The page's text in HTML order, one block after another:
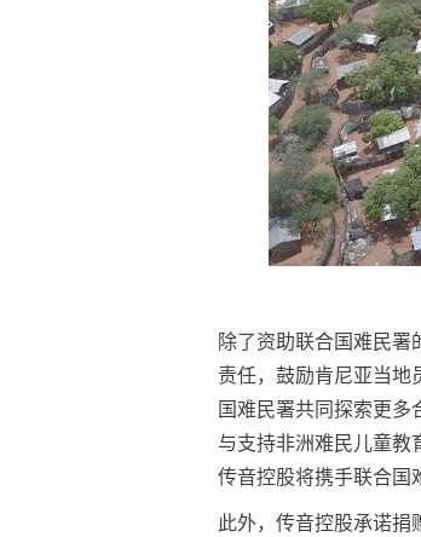
除了资助联合国难民
责任，鼓励肯尼亚当
国难民署共同探索更
与支持非洲难民儿童教
传音控股将携手联合国
此外，传音控股承诺